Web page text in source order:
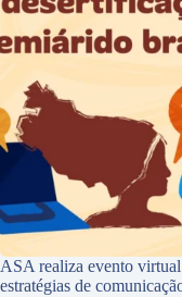
ASA realiza evento
estratégias de